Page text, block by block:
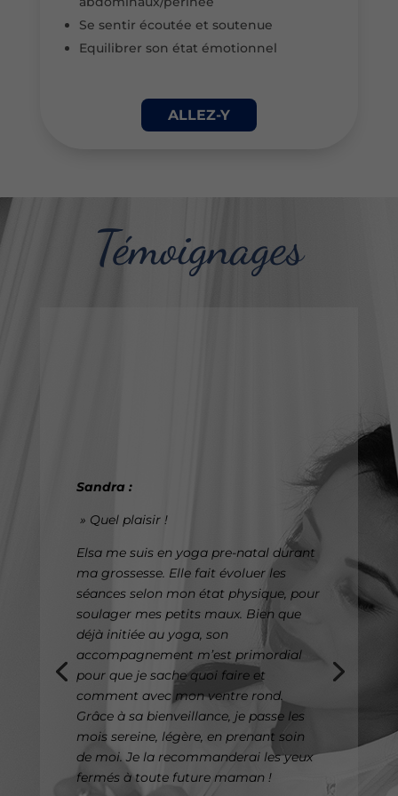
Se sentir écoutée et soutenue
Equilibrer son état émotionnel
ALLEZ-Y
Témoignages
Sandra :
» Quel plaisir !
Elsa me suis en yoga pre-natal durant
ma grossesse. Elle fait évoluer les
séances selon mon état physique, pour
soulager mes petits maux. Bien que
déjà initiée au yoga, son
accompagnement m’est primordial
pour que je sache quoi faire et
comment avec mon ventre rond.
Grâce à sa bienveillance, je passe les
mois sereine, légère, en prenant soin
de moi. Je la recommanderai les yeux
fermés à toute future maman !